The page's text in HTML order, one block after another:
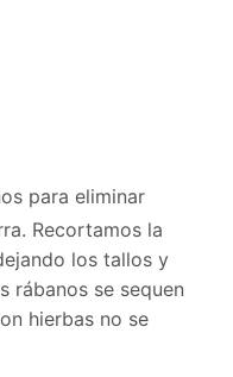
para eliminar
Recortamos la
los tallos y
rábanos se sequen
hierbas no se